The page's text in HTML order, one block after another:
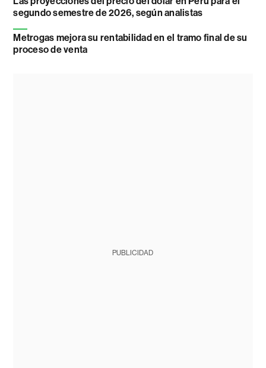
segundo semestre de 2026, según analistas
Metrogas mejora su rentabilidad en el tramo final de su
proceso de venta
PUBLICIDAD